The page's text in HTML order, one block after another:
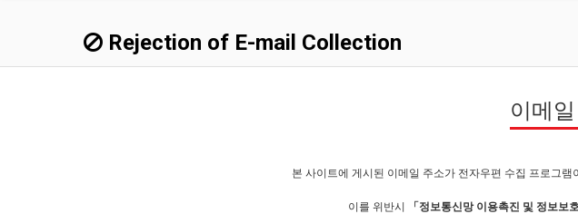
Rejection of E-mail Collection
이메
본 사이트에 게시된 이메일 주소가 전자우편 수집 프로그
이를 위반시 「정보통신망 이용촉진 및 정보보